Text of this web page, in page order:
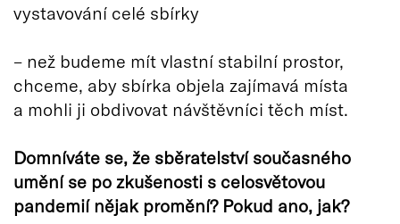
vystavování celé sbírky
– než budeme mít vlastní stabilní prostor,
chceme, aby sbírka objela zajímavá místa
a mohli ji obdivovat návštěvníci těch míst.
Domníváte se, že sběratelství současného
umění se po zkušenosti s celosvětovou
pandemií nějak promění? Pokud ano, jak?